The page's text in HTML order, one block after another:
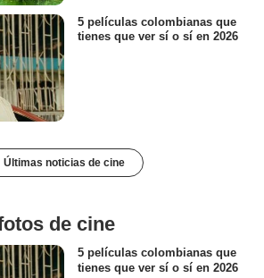
5 películas colombianas que
tienes que ver sí o sí en 2026
Últimas noticias de cine
de cine
5 películas colombianas que
tienes que ver sí o sí en 2026